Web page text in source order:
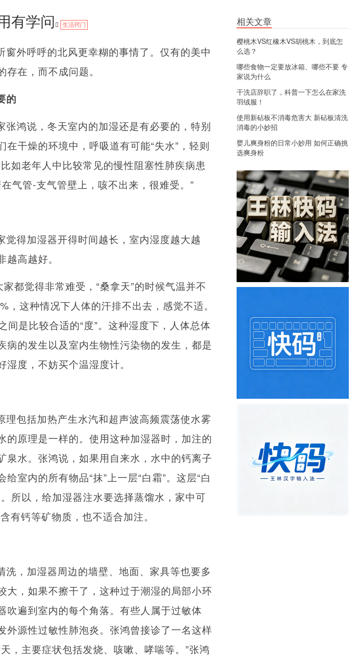
有学问 生活窍门
外呼呼的北风更幸糊的事情了。仅有的美中
在，而不成问题。
的
鸿说，冬天室内的加湿还是有必要的，特别
干燥的环境中，呼吸道有可能“失水”，轻则
如老年人中比较常见的慢性阻塞性肺疾病患
气管-支气管壁上，咳不出来，很难受。”
得加湿器开得时间越长，室内湿度越大越
高越好。
都觉得非常难受，“桑拿天”的时候气温并不
这种情况下人体的汗排不出去，感觉不适。
是比较合适的“度”。这种湿度下，人体总体
的发生以及室内生物性污染物的发生，都是
度，不妨买个温湿度计。
包括加热产生水汽和超声波高频震荡使水雾
原理是一样的。使用这种加湿器时，加注的
水。张鸿说，如果用自来水，水中的钙离子
室内的所有物品“抹”上一层“白霜”。这层“白
所以，给加湿器注水要选择蒸馏水，家中可
有钙等矿物质，也不适合加注。
，加湿器周边的墙壁、地面、家具等也要多
，如果不擦干了，这种过于潮湿的局部小环
遍到室内的每个角落。有些人属于过敏体
外源性过敏性肺泡炎。张鸿曾接诊了一名这样
，主要症状包括发烧、咳嗽、哮喘等。”张鸿
相关文章
樱桃木VS红橡木VS胡桃木，到底怎
么选？
哪些食物一定要放冰箱、哪些不要 专
家说为什么
干洗店辞职了，科普一下怎么在家洗
羽绒服！
使用新砧板不消毒危害大 新砧板清洗
消毒的小妙招
婴儿爽身粉的日常小妙用 如何正确挑
选爽身粉